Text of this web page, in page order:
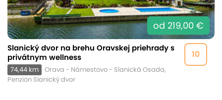
od 219,00 €
10
Slanický dvor na brehu Oravskej priehrady s
privátnym wellness
74,44 km
Orava - Námestovo - Slanická Osada,
Penzión Slanický dvor